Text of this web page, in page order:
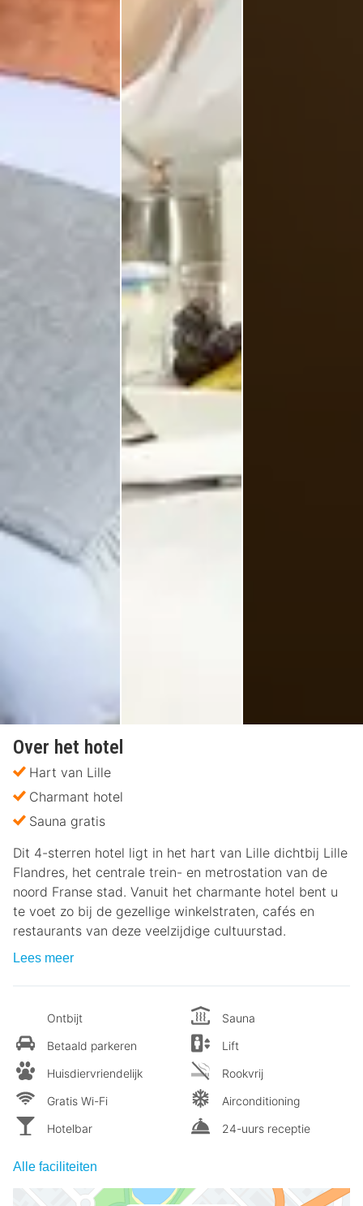
Over het hotel
Hart van Lille
Charmant hotel
Sauna gratis
Dit 4-sterren hotel ligt in het hart van Lille dichtbij Lille
Flandres, het centrale trein- en metrostation van de
noord Franse stad. Vanuit het charmante hotel bent u
te voet zo bij de gezellige winkelstraten, cafés en
restaurants van deze veelzijdige cultuurstad.
Lees meer
Ontbijt
Betaald parkeren
Huisdiervriendelijk
Gratis Wi-Fi
Hotelbar
Sauna
Lift
Rookvrij
Airconditioning
24-uurs receptie
Alle faciliteiten